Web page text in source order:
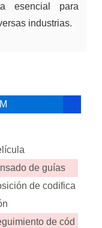
esencial para
industrias.
de guías
de codifica
de cód